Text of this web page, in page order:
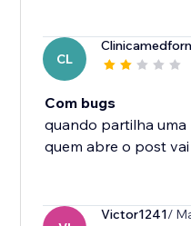
CL
Com bugs
quando partilha uma
quem abre o post
Victor1241/